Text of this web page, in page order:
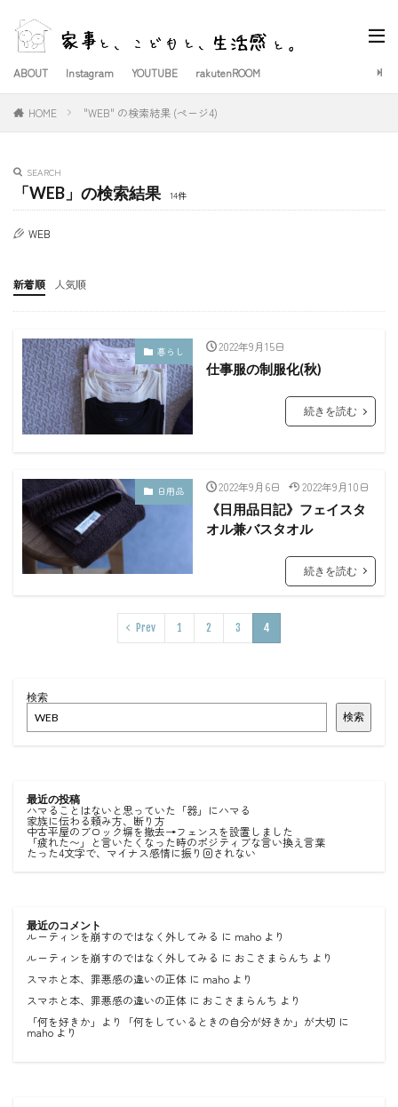
ABOUT Instagram YOUTUBE rakutenROOM
HOME "WEB" の検索結果 (ページ4)
SEARCH
「WEB」の検索結果 14件
WEB
新着順 人気順
暮らし 2022年9月15日
仕事服の制服化(秋)
続きを読む
日用品 2022年9月6日 2022年9月10日
《日用品日記》フェイスタ
オル兼バスタオル
続きを読む
Prev 1 2 3 4
検索
検索
最近の投稿
ハマることはないと思っていた「器」にハマる
家族に伝わる頼み方、断り方
中古平屋のブロック塀を撤去→フェンスを設置しました
「疲れた〜」と言いたくなった時のポジティブな言い換え言葉
たった4文字で、マイナス感情に振り回されない
最近のコメント
ルーティンを崩すのではなく外してみる に maho より
ルーティンを崩すのではなく外してみる に おこさまらんち より
スマホと本、罪悪感の違いの正体 に maho より
スマホと本、罪悪感の違いの正体 に おこさまらんち より
「何を好きか」より「何をしているときの自分が好きか」が大切 に
mahoより